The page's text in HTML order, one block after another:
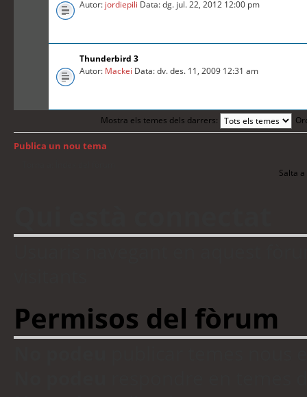
Autor: jordiepili Data: dg. jul. 22, 2012 12:00 pm
Thunderbird 3
Autor: Mackei Data: dv. des. 11, 2009 12:31 am
Mostra els temes dels darrers:
Publica un nou tema
Salta a
Permisos del fòrum